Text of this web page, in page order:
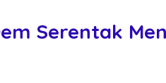
Serentak